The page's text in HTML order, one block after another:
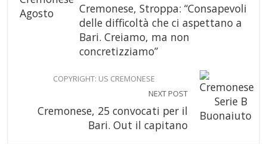
Cremonese, Stroppa: “Consapevoli
delle difficoltà che ci aspettano a
Bari. Creiamo, ma non
concretizziamo”
COPYRIGHT: US CREMONESE
NEXT POST
Cremonese, 25 convocati per il
Bari. Out il capitano